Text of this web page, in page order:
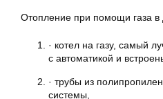
Отопление при помощи газа в
· котел на газу, самый
с автоматикой и
· трубы из
системы,